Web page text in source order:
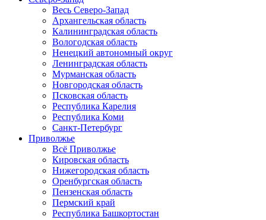
Весь Северо-Запад
Архангельская область
Калининградская область
Вологодская область
Ненецкий автономный округ
Ленинградская область
Мурманская область
Новгородская область
Псковская область
Республика Карелия
Республика Коми
Санкт-Петербург
Приволжье
Всё Приволжье
Кировская область
Нижегородская область
Оренбургская область
Пензенская область
Пермский край
Республика Башкортостан